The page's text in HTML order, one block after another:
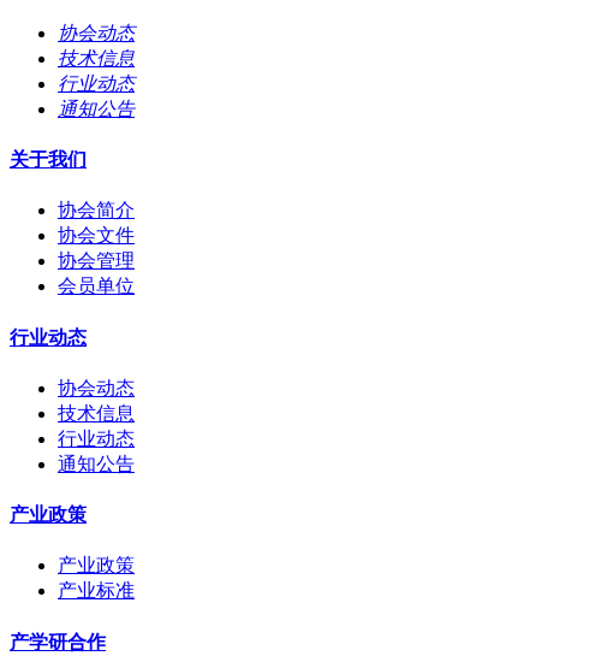
协会动态
技术信息
行业动态
通知公告
关于我们
协会简介
协会文件
协会管理
会员单位
行业动态
协会动态
技术信息
行业动态
通知公告
产业政策
产业政策
产业标准
产学研合作